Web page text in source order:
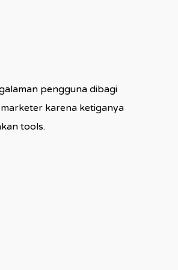
pengguna dibagi
karena ketiganya
tools.